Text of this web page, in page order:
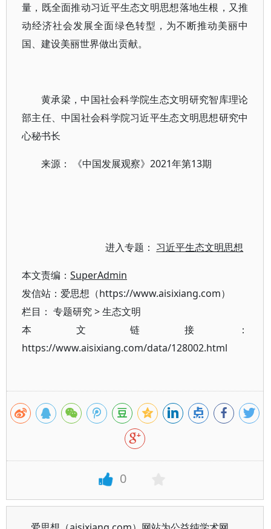
量，既全面推动习近平生态文明思想落地生根，又推
动经济社会发展全面绿色转型，为不断推动美丽中
国、建设美丽世界做出贡献。
黄承梁，中国社会科学院生态文明研究智库理论
部主任、中国社会科学院习近平生态文明思想研究中
心秘书长
来源： 《中国发展观察》2021年第13期
进入专题： 习近平生态文明思想
本文责编： SuperAdmin
发信站：爱思想（https://www.aisixiang.com）
栏目： 专题研究>生态文明
本文链接：
https://www.aisixiang.com/data/128002.html
0